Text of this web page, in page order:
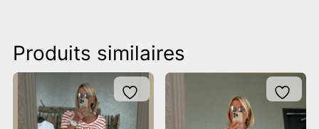
Produits similaires